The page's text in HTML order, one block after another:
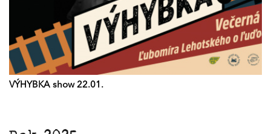
VÝHYBKA show 22.01.